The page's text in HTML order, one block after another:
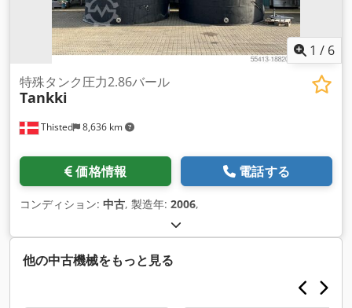
1 / 6
Thisted 8,636 km
特殊タンク圧力2.86バール
Tankki
価格情報 電話する
コンディション: 中古, 製造年: 2006,
他の中古機械をもっと見る